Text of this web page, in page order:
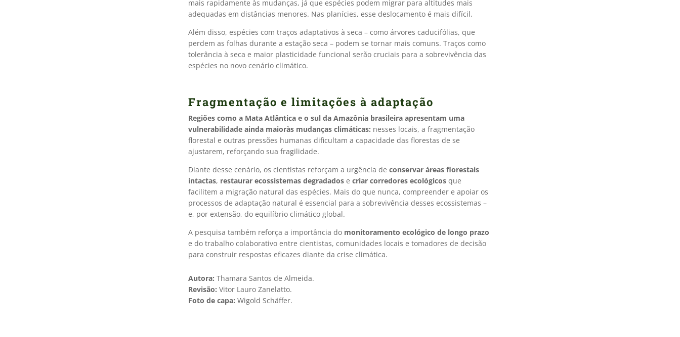
mais rapidamente às mudanças, já que espécies podem migrar para altitudes mais
adequadas em distâncias menores. Nas planícies, esse deslocamento é mais difícil.
Além disso, espécies com traços adaptativos à seca – como árvores caducifólias, que
perdem as folhas durante a estação seca – podem se tornar mais comuns. Traços como
tolerância à seca e maior plasticidade funcional serão cruciais para a sobrevivência das
espécies no novo cenário climático.
Fragmentação e limitações à adaptação
Regiões como a Mata Atlântica e o sul da Amazônia brasileira apresentam uma
vulnerabilidade ainda maioràs mudanças climáticas: nesses locais, a fragmentação
florestal e outras pressões humanas dificultam a capacidade das florestas de se
ajustarem, reforçando sua fragilidade.
Diante desse cenário, os cientistas reforçam a urgência de conservar áreas florestais
intactas, restaurar ecossistemas degradados e criar corredores ecológicos que
facilitem a migração natural das espécies. Mais do que nunca, compreender e apoiar os
processos de adaptação natural é essencial para a sobrevivência desses ecossistemas –
e, por extensão, do equilíbrio climático global.
A pesquisa também reforça a importância do monitoramento ecológico de longo prazo
e do trabalho colaborativo entre cientistas, comunidades locais e tomadores de decisão
para construir respostas eficazes diante da crise climática.
Autora: Thamara Santos de Almeida.
Revisão: Vitor Lauro Zanelatto.
Foto de capa: Wigold Schäffer.